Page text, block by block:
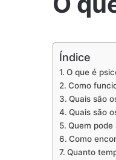
Índice
O que é
Como
Quais são
Quais são
Quem
Como
Quanto